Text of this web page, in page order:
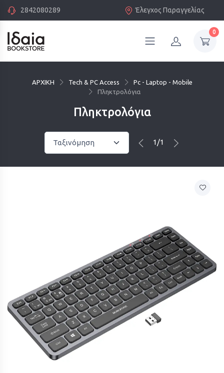
2842080289 Έλεγχος Παραγγελίας
0
ΑΡΧΙΚΗ Tech & PC Access
Pc - Laptop - Mobile
Πληκτρολόγια
Πληκτρολόγια
1/1